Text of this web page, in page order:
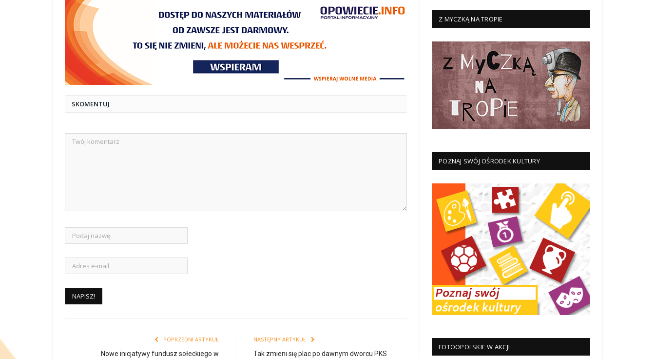
SKOMENTUJ
POPRZEDNI ARTYKUŁ
Nowe inicjatywy fundusz sołeckiego w
NASTĘPNY ARTYKUŁ
Tak zmieni się plac po dawnym dworcu PKS
Z MYCZKĄ NA TROPIE
POZNAJ SWÓJ OŚRODEK KULTURY
FOTOOPOLSKIE W AKCJI